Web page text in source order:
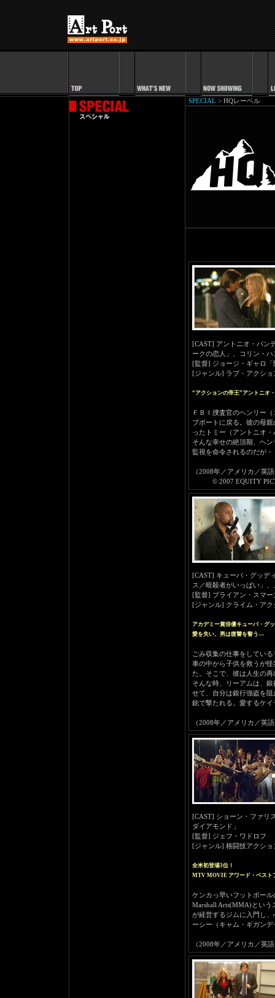
SPECIAL > HQレーベル
[CAST] アントニオ・バン
ークの恋人」、コリン・
[監督] ジョージ・ギャロ
[ジャンル] ラブ・アクショ
“アクションの帝王”アントニオ
ＦＢＩ捜査官のヘンリー
ブポートに戻る。彼の母
ったトミー（アントニオ
そんな幸せの絶頂期、ヘ
監視を命令されるのだが・
（2008年／アメリカ／英
© 2007 EQUITY
[CAST] キューバ・グッデ
ス／暗殺者がいっぱい」
[監督] ブライアン・スマー
[ジャンル] クライム・アク
アカデミー賞俳優キューバ・グ
愛を失い、男は復讐を誓う―
ごみ収集の仕事をしてい
車の中から子供を救うが
た。そこで、彼は人生の
そんな時、リーアムは、
せて、自分は銀行強盗を
銃で撃たれる。愛するケ
（2008年／アメリカ／英
[CAST] ショーン・ファリ
ダイアモンド」
[監督] ジェフ・ワドロフ
[ジャンル] 格闘技アクショ
全米初登場3位！
MTV MOVIE アワード・ベスト
ケンカっ早いフットボー
Marshall Arts(MMA)とい
が経営するジムに入門し
ーシー（キャム・ギガン
（2008年／アメリカ／英